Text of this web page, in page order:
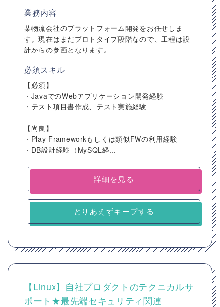
業務内容
某物流会社のプラットフォーム開発をお任せしま
す。現在はまだプロトタイプ段階なので、工程は設
計からの参画となります。
必須スキル
【必須】
・JavaでのWebアプリケーション開発経験
・テスト項目書作成、テスト実施経験
【尚良】
・Play Frameworkもしくは類似FWの利用経験
・DB設計経験（MySQL経...
詳細を見る
とりあえずキープする
【Linux】自社プロダクトのテクニカルサ
ポート★最先端セキュリティ関連